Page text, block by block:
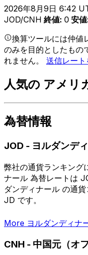
2026年8月9日 6:42
JOD/CNH 終値: 0 安値
換算ツールには仲値
のみを目的としたもの
れません。 送信レート
人気の アメリ
為替情報
JOD - ヨルダンデ
弊社の通貨ランキング
ナール 為替レートは
ダンディナール の通
JD です。
More ヨルダンディナ
CNH - 中国元（オ